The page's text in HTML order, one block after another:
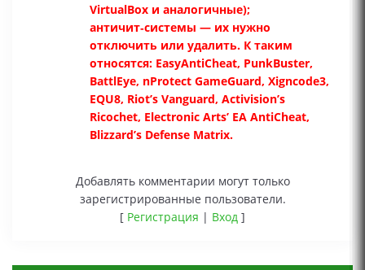
VirtualBox и аналогичные);
античит‑системы — их нужно
отключить или удалить. К таким
относятся: EasyAntiCheat, PunkBuster,
BattlEye, nProtect GameGuard, Xigncode3,
EQU8, Riot’s Vanguard, Activision’s
Ricochet, Electronic Arts’ EA AntiCheat,
Blizzard’s Defense Matrix.
Добавлять комментарии могут только
зарегистрированные пользователи.
[ Регистрация | Вход ]